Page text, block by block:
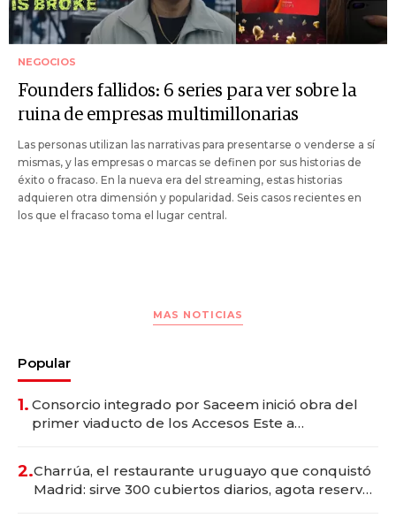
NEGOCIOS
Founders fallidos: 6 series para ver sobre la
ruina de empresas multimillonarias
Las personas utilizan las narrativas para presentarse o venderse a sí
mismas, y las empresas o marcas se definen por sus historias de
éxito o fracaso. En la nueva era del streaming, estas historias
adquieren otra dimensión y popularidad. Seis casos recientes en
los que el fracaso toma el lugar central.
MAS NOTICIAS
Popular
1. Consorcio integrado por Saceem inició obra del
primer viaducto de los Accesos Este a
2.Charrúa, el restaurante uruguayo que conquistó
Madrid: sirve 300 cubiertos diarios, agota reservas